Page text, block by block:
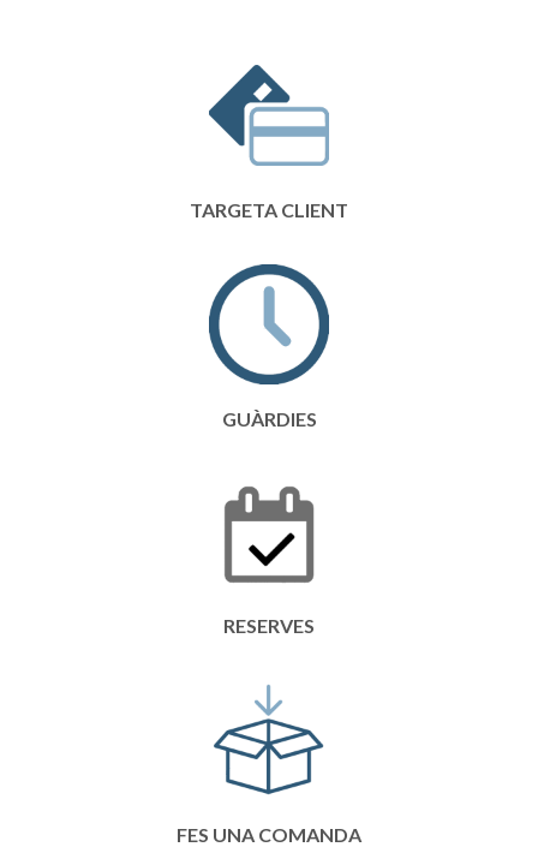
TARGETA CLIENT
GUÀRDIES
RESERVES
FES UNA COMANDA